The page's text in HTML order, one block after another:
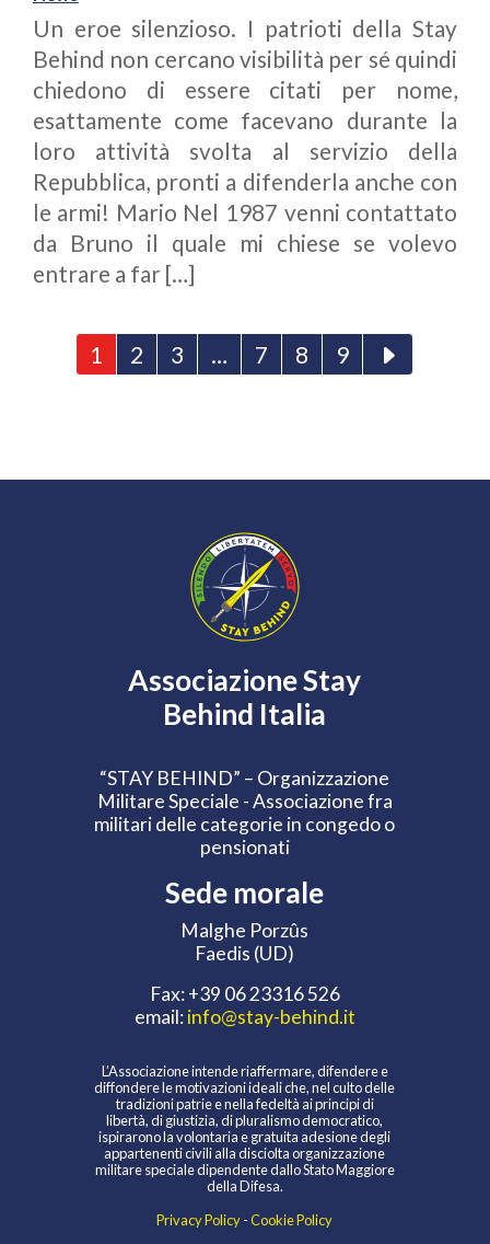
Un eroe silenzioso. I patrioti della Stay
Behind non cercano visibilità per sé quindi
chiedono di essere citati per nome,
esattamente come facevano durante la
loro attività svolta al servizio della
Repubblica, pronti a difenderla anche con
le armi! Mario Nel 1987 venni contattato
da Bruno il quale mi chiese se volevo
entrare a far […]
1 2 3 … 7 8 9
Associazione Stay
Behind Italia
“STAY BEHIND” – Organizzazione
Militare Speciale - Associazione fra
militari delle categorie in congedo o
pensionati
Sede morale
Malghe Porzûs
Faedis (UD)
Fax: +39 06 23316 526‬
email:info@stay-behind.it
L’Associazione intende riaffermare, difendere e
diffondere le motivazioni ideali che, nel culto delle
tradizioni patrie e nella fedeltà ai principi di
libertà, di giustizia, di pluralismo democratico,
ispirarono la volontaria e gratuita adesione degli
appartenenti civili alla disciolta organizzazione
militare speciale dipendente dallo Stato Maggiore
della Difesa.
Privacy Policy-Cookie Policy